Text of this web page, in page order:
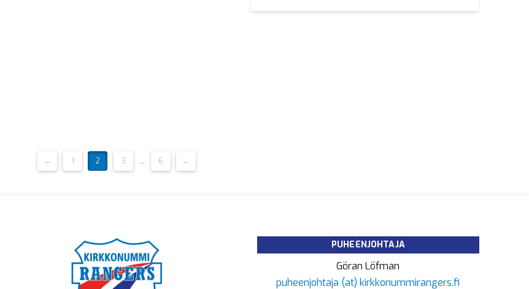
← 1 2 3 ... 6 →
PUHEENJOHTAJA
Göran Löfman
puheenjohtaja (at) kirkkonummirangers.fi